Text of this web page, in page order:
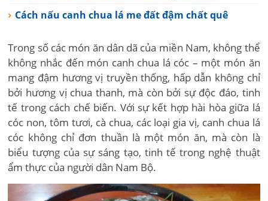
Cách nấu canh chua lá me đất đậm chất quê
Trong số các món ăn dân dã của miền Nam, không thể
không nhắc đến món canh chua lá cóc – một món ăn
mang đậm hương vị truyền thống, hấp dẫn không chỉ
bởi hương vị chua thanh, mà còn bởi sự độc đáo, tinh
tế trong cách chế biến. Với sự kết hợp hài hòa giữa lá
cóc non, tôm tươi, cà chua, các loại gia vị, canh chua lá
cóc không chỉ đơn thuần là một món ăn, mà còn là
biểu tượng của sự sáng tạo, tinh tế trong nghệ thuật
ẩm thực của người dân Nam Bộ.